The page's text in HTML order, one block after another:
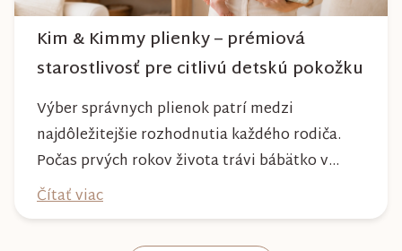
Kim & Kimmy plienky – prémiová
starostlivosť pre citlivú detskú pokožku
Výber správnych plienok patrí medzi
najdôležitejšie rozhodnutia každého rodiča.
Počas prvých rokov života trávi bábätko v
plienke väčšinu dňa, preto by mala poskytovať
nielen spoľahlivú ochranu, ale aj maximálny
komfort a šetrnosť k citlivej pokožke. Plienky
Čítať viac